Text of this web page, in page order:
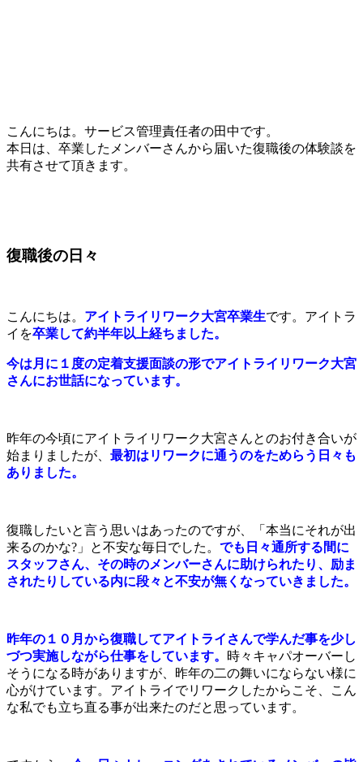
こんにちは。サービス管理責任者の田中です。
本日は、卒業したメンバーさんから届いた復職後の体験談を
共有させて頂きます。
復職後の日々
こんにちは。 アイトライリワーク大宮卒業生です。アイトラ
イを卒業して約半年以上経ちました。
今は月に１度の定着支援面談の形でアイトライリワーク大宮
さんにお世話になっています。
昨年の今頃にアイトライリワーク大宮さんとのお付き合いが
始まりましたが、 最初はリワークに通うのをためらう日々も
ありました。
復職したいと言う思いはあったのですが、「本当にそれが出
来るのかな?」と不安な毎日でした。 でも日々通所する間に
スタッフさん、その時のメンバーさんに助けられたり、励ま
されたりしている内に段々と不安が無くなっていきました。
昨年の１０月から復職してアイトライさんで学んだ事を少し
づつ実施しながら仕事をしています。 時々キャパオーバーし
そうになる時がありますが、昨年の二の舞いにならない様に
心がけています。アイトライでリワークしたからこそ、こん
な私でも立ち直る事が出来たのだと思っています。